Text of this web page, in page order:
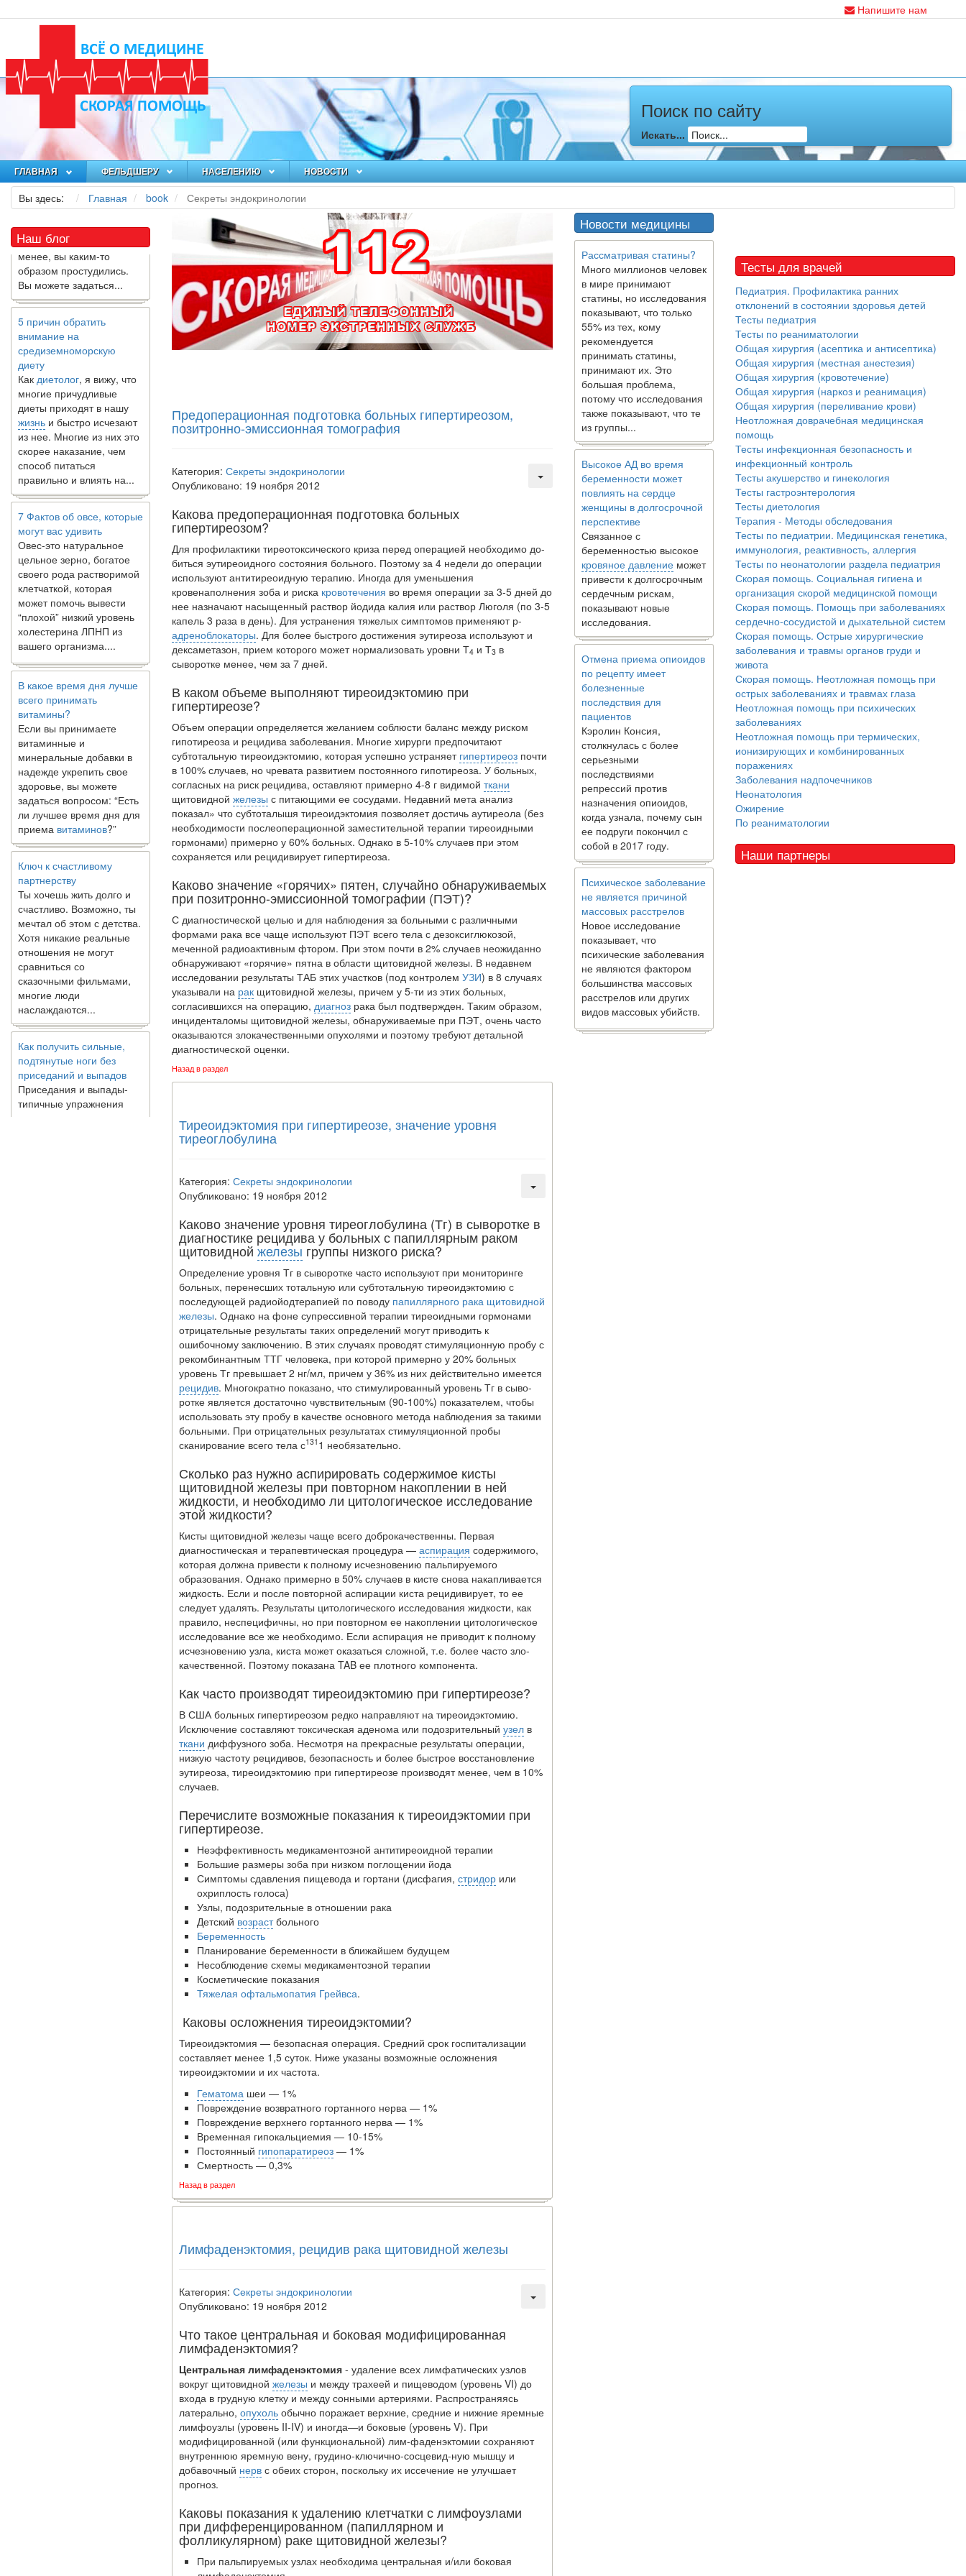
Напишите нам
Поиск по сайту
Искать...
ГЛАВНАЯ ФЕЛЬДШЕРУ НАСЕЛЕНИЮ НОВОСТИ
Вы здесь: Главная book Секреты эндокринологии
Наш блог
Как я заболел во время
локдауна?
Это странная ситуация:
вы соблюдали все меры
предосторожности
COVID-19 (вы почти все
менее, вы каким-то
образом простудились.
Вы можете задаться...
5 причин обратить
средиземноморскую
диету
Какдиетолог, я вижу, что
многие причудливые
диеты приходят в нашу
жизньи быстро исчезают
из нее. Многие из них это
скорее наказание, чем
способ питаться
правильно и влиять на...
7 Фактов об овсе, которые
Овес-это натуральное
цельное зерно, богатое
своего рода растворимой
клетчаткой, которая
может помочь вывести
“плохой” низкий уровень
холестерина ЛПНП из
вашего организма....
В какое время дня лучше
витамины?
Если вы принимаете
витаминные и
минеральные добавки в
надежде укрепить свое
здоровье, вы можете
задаться вопросом: “Есть
ли лучшее время дня для
приемавитаминов?”
Ключ к счастливому
Ты хочешь жить долго и
счастливо. Возможно, ты
мечтал об этом с детства.
Хотя никакие реальные
отношения не могут
сравниться со
сказочными фильмами,
многие люди
наслаждаются...
Как получить сильные,
приседаний и выпадов
Приседания и выпады-
типичные упражнения
для укрепления мышц
нижней части тела. Хотя
Предоперационная подготовка больных гипертиреозом,
позитронно-эмиссионная томография
Категория: Секреты эндокринологии
Опубликовано: 19 ноября 2012
Какова предоперационная подготовка больных
гипертиреозом?
Для профилактики тиреотоксического криза перед операцией необходимо до­
биться эутиреоидного состояния больного. Поэтому за 4 недели до операции
ис­пользуют антитиреоидную терапию. Иногда для уменьшения
кровенаполнения зоба и риска кровотечения во время операции за 3-5 дней до
нее назначают насыщенный раствор йодида калия или раствор Люголя (по 3-5
капель 3 раза в день). Для устра­нения тяжелых симптомов применяют р-
адреноблокаторы. Для более быстрого до­стижения эутиреоза используют и
дексаметазон, прием которого может нормализо­вать уровни Т4 и Т3 в
сыворотке менее, чем за 7 дней.
В каком объеме выполняют тиреоидэктомию при
гипертиреозе?
Объем операции определяется желанием соблюсти баланс между риском
гипо­тиреоза и рецидива заболевания. Многие хирурги предпочитают
субтотальную ти­реоидэктомию, которая успешно устраняет гипертиреоз почти
в 100% случаев, но чревата развитием постоянного гипотиреоза. У больных,
согласных на риск реци­дива, оставляют примерно 4-8 г видимой ткани
щитовидной железы с питающими ее сосудами. Недавний мета анализ
показал» что субтоталышя тиреоидэктомия по­зволяет достичь аутиреола (без
необходимости послеоперационной заместительной терапии тиреоидными
гормонами) примерно у 60% больных. Однако в 5-10% слу­чаев при этом
сохраняется или рецидивирует гипертиреоза.
Каково значение «горячих» пятен, случайно обнаруживаемых
при позитронно-эмиссионной томографии (ПЭТ)?
С диагностической целью и для наблюдения за больными с различными
форма­ми рака все чаще используют ПЭТ всего тела с дезоксиглюкозой,
меченной радиоак­тивным фтором. При этом почти в 2% случаев неожиданно
обнаруживают «горячие» пятна в области щитовидной железы. В недавнем
исследовании результаты ТАБ этих участков (под контролем УЗИ) в 8 случаях
указывали на рак щитовидной же­лезы, причем у 5-ти из этих больных,
согласившихся на операцию, диагноз рака был подтвержден. Таким образом,
инциденталомы щитовидной железы, обнаруживае­мые при ПЭТ, очень часто
оказываются злокачественными опухолями и поэтому требуют детальной
диагностической оценки.
Назад в раздел
Тиреоидэктомия при гипертиреозе, значение уровня
тиреоглобулина
Категория: Секреты эндокринологии
Опубликовано: 19 ноября 2012
Каково значение уровня тиреоглобулина (Тг) в сыворотке в
диагностике рецидива у больных с папиллярным раком
щитовидной железы группы низкого риска?
Определение уровня Тг в сыворотке часто используют при мониторинге
боль­ных, перенесших тотальную или субтотальную тиреоидэктомию с
последующей радиойодтерапией по поводу папиллярного рака щитовидной
железы. Однако на фоне супрессивной терапии тиреоидными гормонами
отрицательные результаты таких определений могут приводить к
ошибочному заключению. В этих случаях проводят стимуляционную пробу с
рекомбинантным ТТГ человека, при которой примерно у 20% больных
уровень Тг превышает 2 нг/мл, причем у 36% из них действительно имеется
рецидив. Многократно показано, что стимулированный уровень Тг в сыво­
ротке является достаточно чувствительным (90-100%) показателем, чтобы
исполь­зовать эту пробу в качестве основного метода наблюдения за такими
больными. При отрицательных результатах стимуляционной пробы
сканирование всего тела с131 1 необязательно.
Сколько раз нужно аспирировать содержимое кисты
щитовидной железы при повторном накоплении в ней
жидкости, и необходимо ли цитологическое исследование
этой жидкости?
Кисты щитовидной железы чаще всего доброкачественны. Первая
диагностиче­ская и терапевтическая процедура — аспирация содержимого,
которая должна при­вести к полному исчезновению пальпируемого
образования. Однако примерно в 50% случаев в кисте снова накапливается
жидкость. Если и после повторной аспи­рации киста рецидивирует, то ее
следует удалять. Результаты цитологического ис­следования жидкости, как
правило, неспецифичны, но при повторном ее накопле­нии цитологическое
исследование все же необходимо. Если аспирация не приводит к полному
исчезновению узла, киста может оказаться сложной, т.е. более часто зло­
качественной. Поэтому показана TAB ее плотного компонента.
Как часто производят тиреоидэктомию при гипертиреозе?
В США больных гипертиреозом редко направляют на тиреоидэктомию.
Исклю­чение составляют токсическая аденома или подозрительный узел в
ткани диффуз­ного зоба. Несмотря на прекрасные результаты операции,
низкую частоту рециди­вов, безопасность и более быстрое восстановление
эутиреоза, тиреоидэктомию при гипертиреозе производят менее, чем в 10%
случаев.
Перечислите возможные показания к тиреоидэктомии при
гипертиреозе.
Неэффективность медикаментозной антитиреоидной терапии
Большие размеры зоба при низком поглощении йода
Симптомы сдавления пищевода и гортани (дисфагия, стридор или
охриплость голоса)
Узлы, подозрительные в отношении рака
Детский возрастбольного
Беременность
Планирование беременности в ближайшем будущем
Несоблюдение схемы медикаментозной терапии
Косметические показания
Тяжелая офтальмопатия Грейвса.
Каковы осложнения тиреоидэктомии?
Тиреоидэктомия — безопасная операция. Средний срок госпитализации
состав­ляет менее 1,5 суток. Ниже указаны возможные осложнения
тиреоидэктомии и их частота.
Гематома шеи — 1%
Повреждение возвратного гортанного нерва — 1%
Повреждение верхнего гортанного нерва — 1%
Временная гипокальциемия — 10-15%
Постоянный гипопаратиреоз — 1%
Смертность — 0,3%
Назад в раздел
Лимфаденэктомия, рецидив рака щитовидной железы
Категория: Секреты эндокринологии
Опубликовано: 19 ноября 2012
Что такое центральная и боковая модифицированная
лимфаденэктомия?
Центральная лимфаденэктомия - удаление всех лимфатических узлов
вокруг щитовидной железы и между трахеей и пищеводом (уровень VI) до
входа в грудную клетку и между сонными артериями. Распространяясь
латерально, опухоль обычно поражает верхние, средние и нижние яремные
лимфоузлы (уровень II-IV) и иног­да—и боковые (уровень V). При
модифицированной (или функциональной) лим-фаденэктомии сохраняют
внутреннюю яремную вену, грудино-ключично-сосцевид-ную мышцу и
добавочный нерв с обеих сторон, поскольку их иссечение не улучша­ет
прогноз.
Каковы показания к удалению клетчатки с лимфоузлами
при дифференцированном (папиллярном и
фолликулярном) раке щитовидной железы?
При пальпируемых узлах необходима центральная и/или боковая
Новости медицины
Рассматривая статины?
Много миллионов человек
в мире принимают
статины, но исследования
показывают, что только
55% из тех, кому
рекомендуется
принимать статины,
принимают их. Это
большая проблема,
потому что исследования
также показывают, что те
из группы...
Высокое АД во время
беременности может
повлиять на сердце
женщины в долгосрочной
перспективе
Связанное с
беременностью высокое
кровяное давление может
привести к долгосрочным
сердечным рискам,
показывают новые
исследования.
Отмена приема опиоидов
по рецепту имеет
болезненные
последствия для
пациентов
Кэролин Консия,
столкнулась с более
серьезными
последствиями
репрессий против
назначения опиоидов,
когда узнала, почему сын
ее подруги покончил с
собой в 2017 году.
Психическое заболевание
не является причиной
массовых расстрелов
Новое исследование
показывает, что
психические заболевания
не являются фактором
большинства массовых
расстрелов или других
видов массовых убийств.
Тесты для врачей
Педиатрия. Профилактика ранних
отклонений в состоянии здоровья детей
Тесты педиатрия
Тесты по реаниматологии
Общая хирургия (асептика и антисептика)
Общая хирургия (местная анестезия)
Общая хирургия (кровотечение)
Общая хирургия (наркоз и реанимация)
Общая хирургия (переливание крови)
Неотложная доврачебная медицинская
помощь
Тесты инфекционная безопасность и
инфекционный контроль
Тесты акушерство и гинекология
Тесты гастроэнтерология
Тесты диетология
Терапия - Методы обследования
Тесты по педиатрии. Медицинская генетика,
иммунология, реактивность, аллергия
Тесты по неонатологии раздела педиатрия
Скорая помощь. Социальная гигиена и
организация скорой медицинской помощи
Скорая помощь. Помощь при заболеваниях
сердечно-сосудистой и дыхательной систем
Скорая помощь. Острые хирургические
заболевания и травмы органов груди и
живота
Скорая помощь. Неотложная помощь при
острых заболеваниях и травмах глаза
Неотложная помощь при психических
заболеваниях
Неотложная помощь при термических,
ионизирующих и комбинированных
поражениях
Заболевания надпочечников
Неонатология
Ожирение
По реаниматологии
Наши партнеры